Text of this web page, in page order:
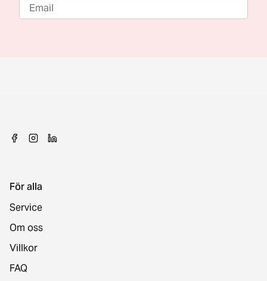
För alla
Service
Om oss
Villkor
FAQ